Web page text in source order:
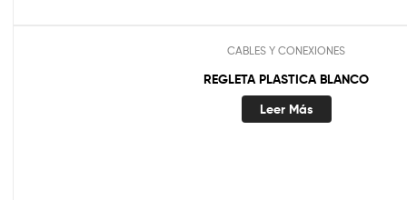
CABLES Y CONEXIONES
REGLETA PLASTICA BLANCO
Leer Más